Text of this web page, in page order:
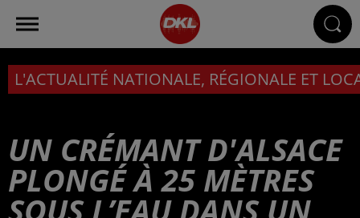
L'ACTUALITÉ NATIONALE, RÉGIONALE ET
UN CRÉMANT D'ALSACE
PLONGÉ À 25 MÈTRES